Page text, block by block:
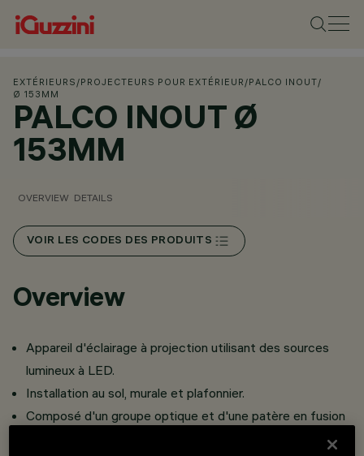
EXTÉRIEURS /PROJECTEURS POUR EXTÉRIEUR /PALCO INOUT/
Ø 153MM
PALCO INOUT Ø
153MM
OVERVIEW DETAILS
VOIR LES CODES DES PRODUITS
Overview
Appareil d'éclairage à projection utilisant des sources
lumineux à LED.
Installation au sol, murale et plafonnier.
Composé d'un groupe optique et d'une patère en fusion